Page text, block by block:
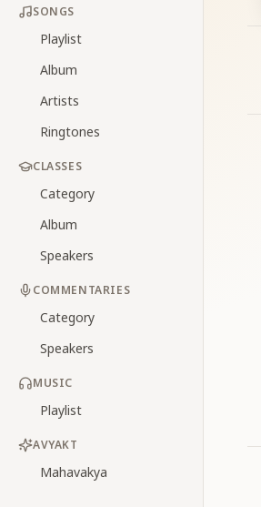
SONGS
Playlist
Album
Artists
Ringtones
CLASSES
Category
Album
Speakers
COMMENTARIES
Category
Speakers
MUSIC
Playlist
AVYAKT
Mahavakya